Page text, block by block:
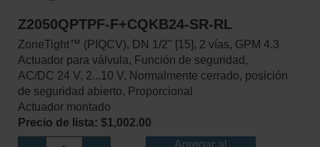
Z2050QPTPF-F+CQKB24-SR-RL
ZoneTight™ (PIQCV), DN 1/2" [15], 2 vías, GPM 4.3
Actuador para válvula, Función de seguridad,
AC/DC 24 V, 2...10 V, Normalmente cerrado, posición
de seguridad abierto, Proporcional
Actuador montado
Precio de lista: $1,002.00
Agregar al